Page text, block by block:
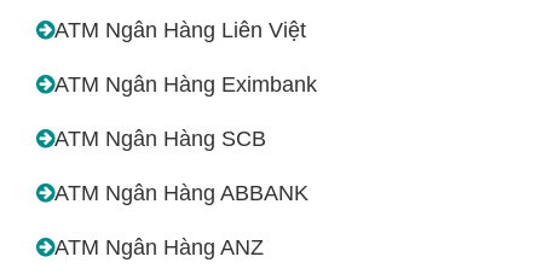
ATM Ngân Hàng Liên Việt
ATM Ngân Hàng Eximbank
ATM Ngân Hàng SCB
ATM Ngân Hàng ABBANK
ATM Ngân Hàng ANZ